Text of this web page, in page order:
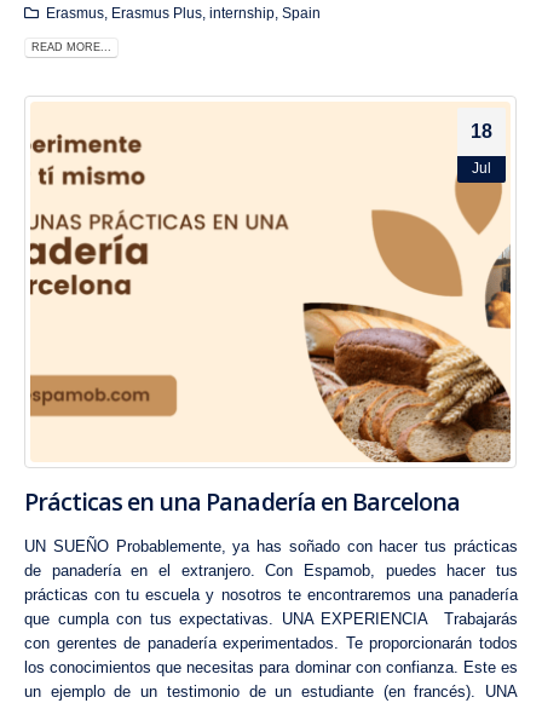
Erasmus, Erasmus Plus, internship, Spain
READ MORE...
18
Jul
Prácticas en una Panadería en Barcelona
UN SUEÑO Probablemente, ya has soñado con hacer tus prácticas
de panadería en el extranjero. Con Espamob, puedes hacer tus
prácticas con tu escuela y nosotros te encontraremos una panadería
que cumpla con tus expectativas. UNA EXPERIENCIA Trabajarás
con gerentes de panadería experimentados. Te proporcionarán todos
los conocimientos que necesitas para dominar con confianza. Este es
un ejemplo deun testimonio de un estudiante (en francés) . UNA